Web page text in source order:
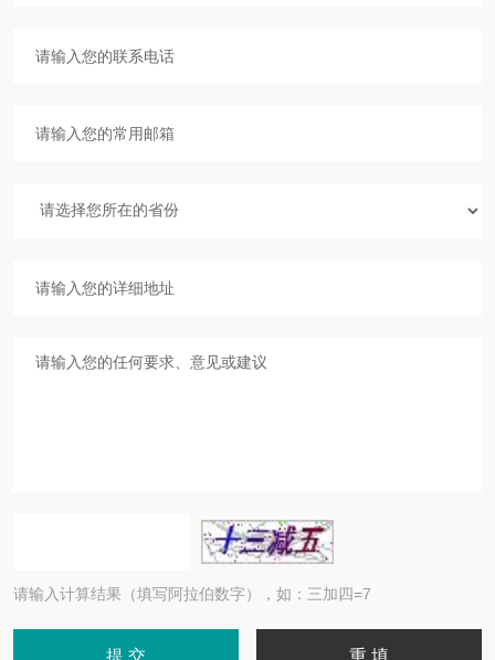
请输入计算结果（填写阿拉伯数字），如：三加四=7